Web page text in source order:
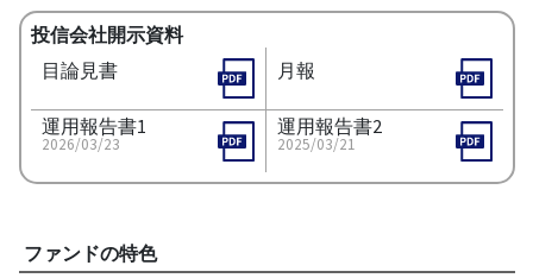
投信会社開示資料
目論見書
月報
運用報告書1
2026/03/23
運用報告書2
2025/03/21
ファンドの特色